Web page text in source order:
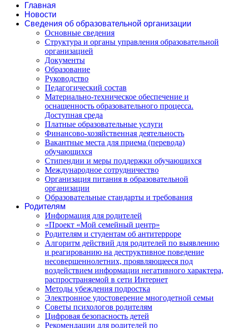
Главная
Новости
Сведения об образовательной организации
Основные сведения
Структура и органы управления образовательной
организацией
Документы
Образование
Руководство
Педагогический состав
Материально-техническое обеспечение и
оснащенность образовательного процесса.
Доступная среда
Платные образовательные услуги
Финансово-хозяйственная деятельность
Вакантные места для приема (перевода)
обучающихся
Стипендии и меры поддержки обучающихся
Международное сотрудничество
Организация питания в образовательной
организации
Образовательные стандарты и требования
Родителям
Информация для родителей
«Проект «Мой семейный центр»
Родителям и студентам об антитерроре
Алгоритм действий для родителей по выявлению
и реагированию на деструктивное поведение
несовершеннолетних, проявляющееся под
воздействием информации негативного характера,
распространяемой в сети Интернет
Методы убеждения подростка
Электронное удостоверение многодетной семьи
Советы психологов родителям
Цифровая безопасность детей
Рекомендации для родителей по